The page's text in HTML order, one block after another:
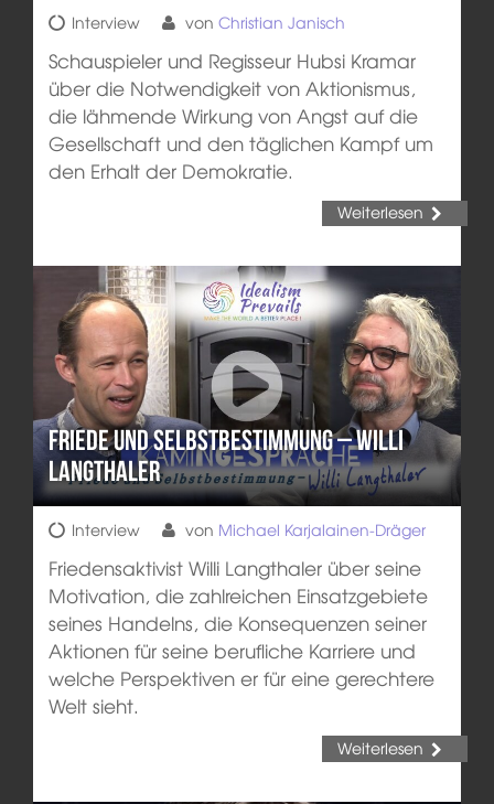
Interview von Christian Janisch
Schauspieler und Regisseur Hubsi Kramar
über die Notwendigkeit von Aktionismus,
die lähmende Wirkung von Angst auf die
Gesellschaft und den täglichen Kampf um
den Erhalt der Demokratie.
Weiterlesen
Friede und Selbstbestimmung – Willi
Langthaler
Interview von Michael Karjalainen-Dräger
Friedensaktivist Willi Langthaler über seine
Motivation, die zahlreichen Einsatzgebiete
seines Handelns, die Konsequenzen seiner
Aktionen für seine berufliche Karriere und
welche Perspektiven er für eine gerechtere
Welt sieht.
Weiterlesen